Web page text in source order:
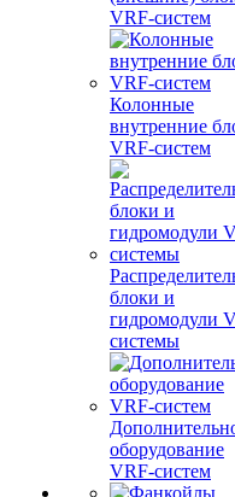
VRF-систем
Колонные
внутренние
VRF-систем
блоки и
гидромодули
системы
оборудование
VRF-систем